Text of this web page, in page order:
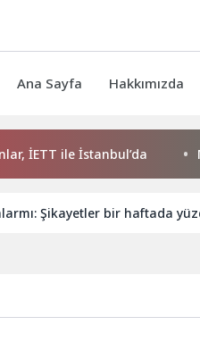
Ana Sayfa Hakkımızda
ile İstanbul’da Minik
Şikayetler bir haftada